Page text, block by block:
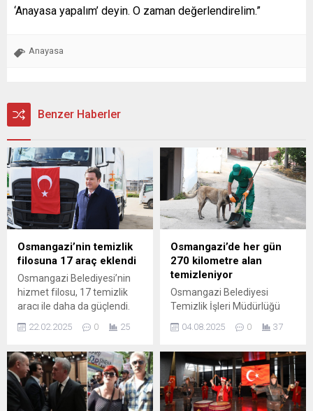
‘Anayasa yapalım’ deyin. O zaman değerlendirelim.”
Anayasa
Benzer Haberler
Osmangazi’nin temizlik
filosuna 17 araç eklendi
Osmangazi Belediyesi’nin
hizmet filosu, 17 temizlik
aracı ile daha da güçlendi.
Kentin temizlik
hizmetlerinde kullanılacak
Osmangazi Belediyesi’nin
Çukurca Temizlik İşleri
Şantiyesi’nde düzenlenen
törenle hizmete başladı.
22.02.2025 0 25
Osmangazi’de her gün
270 kilometre alan
temizleniyor
Osmangazi Belediyesi
Temizlik İşleri Müdürlüğü
ekipleri, her gün 270
kilometre alanı süpürerek
mahallelere kadar tüm ilçeyi
tertemiz hale getiriyor.
Osmangazi Belediyesi,
ilçede yaşayan
04.08.2025 0 37